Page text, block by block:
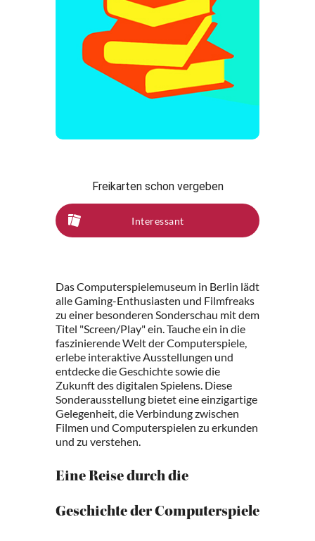
Freikarten schon vergeben
Interessant
Das Computerspielemuseum in Berlin lädt
alle Gaming-Enthusiasten und Filmfreaks
zu einer besonderen Sonderschau mit dem
Titel "Screen/Play" ein. Tauche ein in die
faszinierende Welt der Computerspiele,
erlebe interaktive Ausstellungen und
entdecke die Geschichte sowie die
Zukunft des digitalen Spielens. Diese
Sonderausstellung bietet eine einzigartige
Gelegenheit, die Verbindung zwischen
Filmen und Computerspielen zu erkunden
und zu verstehen.
Eine Reise durch die
Geschichte der Computerspiele